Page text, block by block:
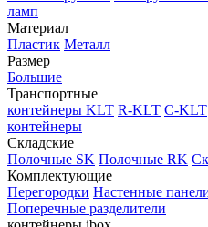
ламп
Материал
Пластик Металл
Размер
Большие
Транспортные
контейнеры KLT R-KLT C-KLT
контейнеры
Складские
Полочные SK Полочные RK
Комплектующие
Перегородки Настенные
Поперечные разделители